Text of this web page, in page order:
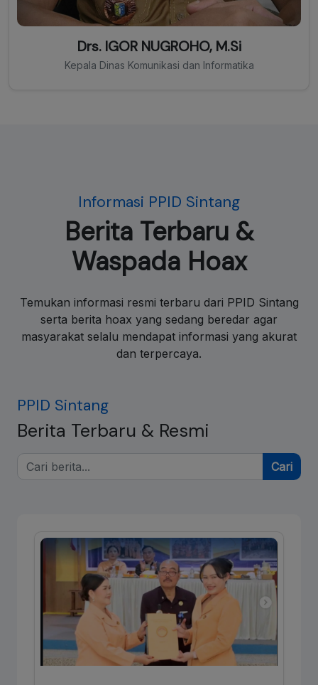
Drs. IGOR NUGROHO, M.Si
Kepala Dinas Komunikasi dan Informatika
Informasi PPID Sintang
Berita Terbaru &
Waspada Hoax
Temukan informasi resmi terbaru dari PPID Sintang
serta berita hoax yang sedang beredar agar
masyarakat selalu mendapat informasi yang akurat
dan terpercaya.
PPID Sintang
Berita Terbaru & Resmi
Cari